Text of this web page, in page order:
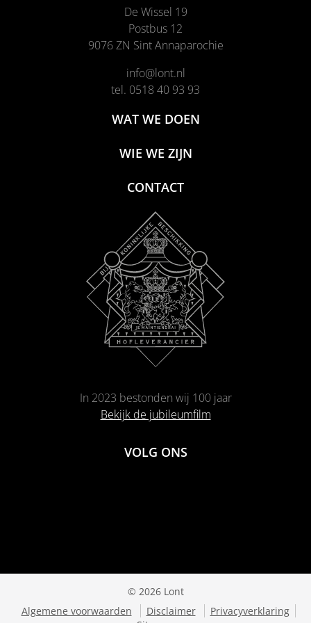
de renovatie van ziekenhuis Nij Smellinghe. Een
mooi voorbeeld van circulariteit.”
De Wissel 19
Postbus 12
9076 ZN Sint Annaparochie
info@lont.nl
tel. 0518 40 93 93
WAT WE DOEN
WIE WE ZIJN
CONTACT
In 2023 bestonden wij 100 jaar
Bekijk de jubileumfilm
VOLG ONS
© 2026 Lont
Algemene voorwaarden
Disclaimer
Privacyverklaring